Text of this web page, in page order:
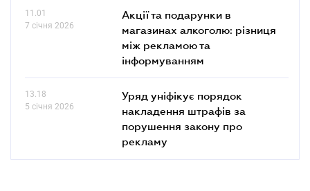
11.01
7 січня 2026
Акції та подарунки в
магазинах алкоголю: різниця
між рекламою та
інформуванням
13.18
5 січня 2026
Уряд уніфікує порядок
накладення штрафів за
порушення закону про
рекламу